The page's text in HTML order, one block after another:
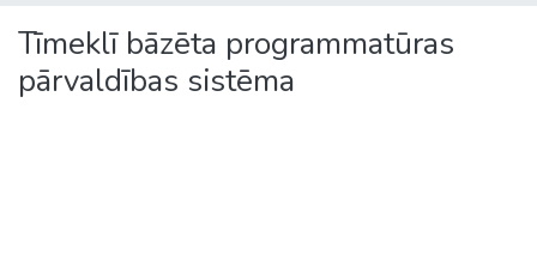
Tīmeklī bāzēta programmatūras
pārvaldības sistēma